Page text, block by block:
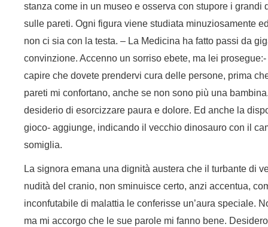
stanza come in un museo e osserva con stupore i grandi
sulle pareti. Ogni figura viene studiata minuziosamente
non ci sia con la testa. – La Medicina ha fatto passi da
convinzione. Accenno un sorriso ebete, ma lei
capire che dovete prendervi cura delle persone, prima
pareti mi confortano, anche se non sono più una
desiderio di esorcizzare paura e dolore. Ed anche la
gioco- aggiunge, indicando il vecchio dinosauro con il
somiglia.
La signora emana una dignità austera che il turbante di
nudità del cranio, non sminuisce certo, anzi accentua,
inconfutabile di malattia le conferisse un’aura speciale.
ma mi accorgo che le sue parole mi fanno bene.